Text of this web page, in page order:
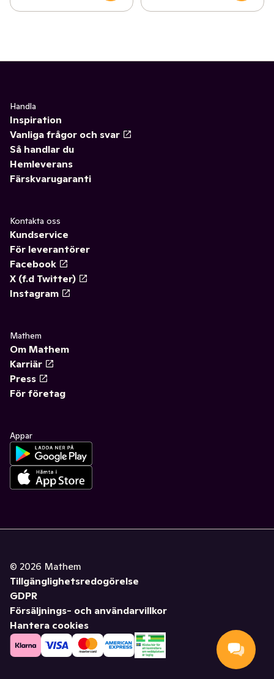
Handla
Inspiration
Vanliga frågor och svar
Så handlar du
Hemleverans
Färskvarugaranti
Kontakta oss
Kundservice
För leverantörer
Facebook
X (f.d Twitter)
Instagram
Mathem
Om Mathem
Karriär
Press
För företag
Appar
© 2026 Mathem
Tillgänglighetsredogörelse
GDPR
Försäljnings- och användarvillkor
Hantera cookies